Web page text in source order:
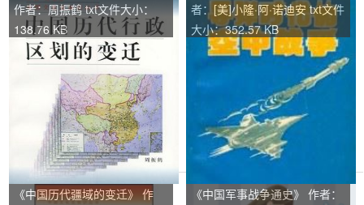
作者：周振鹤 txt文件大小：
138.76 KB
者：[美]小隆·阿·诺迪安 txt文件
大小：352.57 KB
《中国历代疆域的变迁》 作
《中国军事战争通史》 作者：